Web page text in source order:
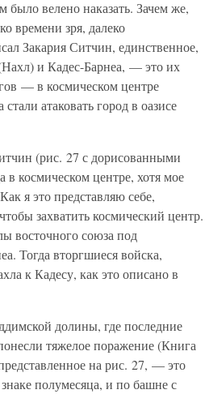
велено наказать. Зачем же,
времени зря, далеко
Закария Ситчин, единственное,
и Кадес-Барнеа, — это их
— в космическом центре
атаковать город в оазисе
(рис. 27 с дорисованными
в космическом центре, хотя мое
я это представляю себе,
захватить космический центр.
восточного союза под
Тогда вторгшиеся войска,
к Кадесу, как это описано в
долины, где последние
тяжелое поражение (Книга
на рис. 27, — это
полумесяца, и по башне с